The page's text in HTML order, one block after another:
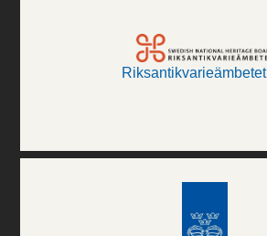
Riksantikvarieämbetet